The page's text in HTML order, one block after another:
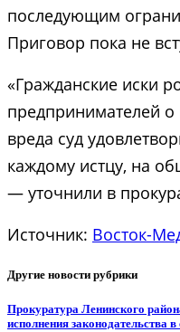
последующим
Приговор пока не
«Гражданские иски
предпринимателей
вреда суд
каждому истцу, на
— уточнили в
Источник: Восток-
Другие новости рубрики
Прокуратура Ленинского
исполнения законодательства